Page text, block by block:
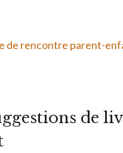
de rencontre parent-
de